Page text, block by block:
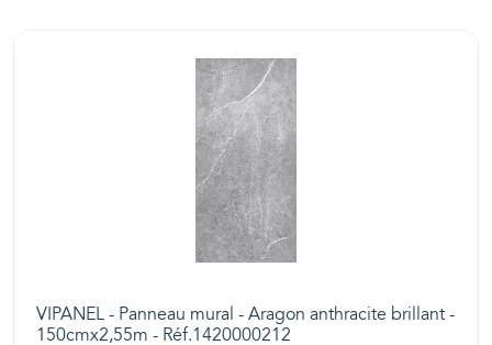
VIPANEL - Panneau mural - Aragon anthracite brillant -
150cmx2,55m - Réf.1420000212